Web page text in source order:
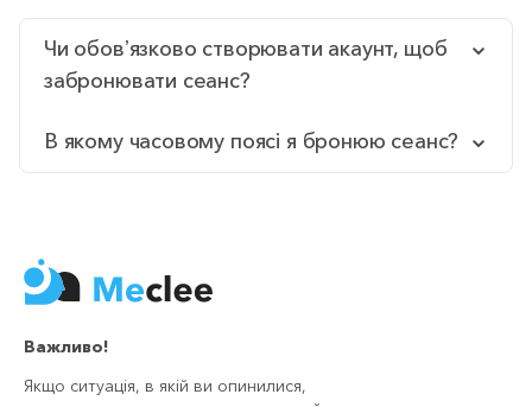
Чи обовʼязково створювати акаунт, щоб
забронювати сеанс?
В якому часовому поясі я бронюю сеанс?
Важливо!
Якщо ситуація, в якій ви опинилися,